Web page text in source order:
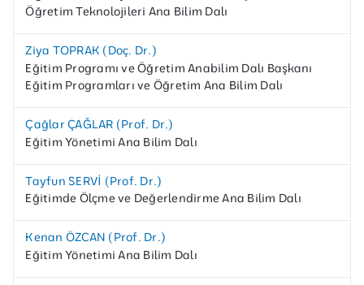
Öğretim Teknolojileri Ana Bilim Dalı
Ziya TOPRAK (Doç. Dr.)
Eğitim Programı ve Öğretim Anabilim Dalı Başkanı
Eğitim Programları ve Öğretim Ana Bilim Dalı
Çağlar ÇAĞLAR (Prof. Dr.)
Eğitim Yönetimi Ana Bilim Dalı
Tayfun SERVİ (Prof. Dr.)
Eğitimde Ölçme ve Değerlendirme Ana Bilim Dalı
Kenan ÖZCAN (Prof. Dr.)
Eğitim Yönetimi Ana Bilim Dalı